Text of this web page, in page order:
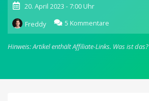
20. April 2023 - 7:00 Uhr
Freddy
5 Kommentare
Eve-
unterstützt
Matter
Hinweis: Artikel enthält Affiliate-Links. Was ist das?